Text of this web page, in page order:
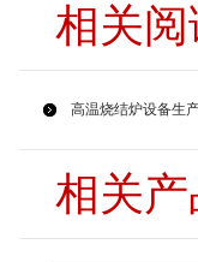
相关
高温烧结炉设备生
相关